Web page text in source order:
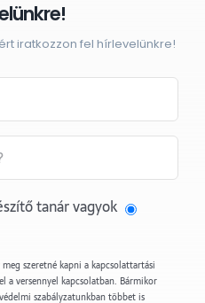
iratkozzon fel hírlevelünkre!
tanár vagyok
szeretné kapni a kapcsolattartási
a versennyel kapcsolatban. Bármikor
szabályzatunkban többet is